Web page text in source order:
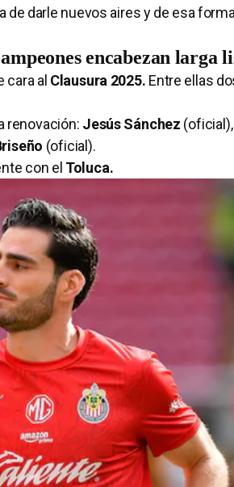
de darle nuevos aires y de esa
encabezan larga
al Clausura 2025. Entre ellas
renovación: Jesús Sánchez (oficial),
(oficial).
con el Toluca.